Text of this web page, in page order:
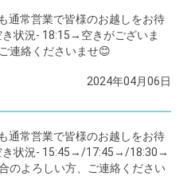
通常営業で皆様のお越しをお待
状況- 18:15→空きがございま
連絡くださいませ😊
2024年04月06日
通常営業で皆様のお越しをお待
き状況- 15:45→/17:45→/18:30→
のよろしい方、ご連絡ください